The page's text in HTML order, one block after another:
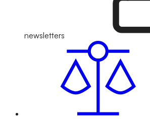
newsletters